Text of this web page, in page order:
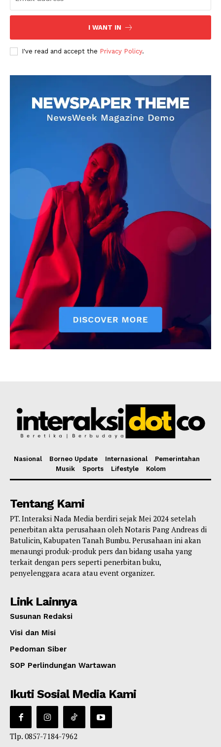
I WANT IN
I've read and accept the Privacy Policy.
Nasional Borneo Update Internasional
Pemerintahan
Musik
Sports Lifestyle Kolom
Tentang Kami
PT. Interaksi Nada Media berdiri sejak Mei 2024 setelah
penerbitan akta perusahaan oleh Notaris Pang Andreas di
Batulicin, Kabupaten Tanah Bumbu. Perusahaan ini akan
menaungi produk-produk pers dan bidang usaha yang
terkait dengan pers seperti penerbitan buku,
penyelenggara acara atau event organizer.
Link Lainnya
Susunan Redaksi
Visi dan Misi
Pedoman Siber
SOP Perlindungan Wartawan
Ikuti Sosial Media Kami
Tlp. 0857-7184-7962